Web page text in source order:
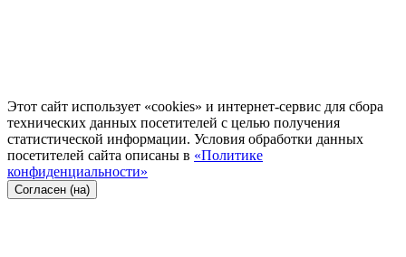
Этот сайт использует «cookies» и интернет-сервис для сбора
технических данных посетителей с целью получения
статистической информации. Условия обработки данных
посетителей сайта описаны в «Политике
конфиденциальности»
Согласен (на)